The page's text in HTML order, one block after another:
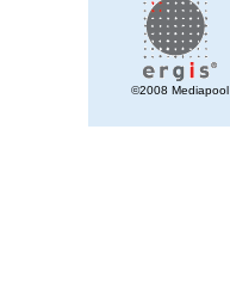
©2008 Mediapool